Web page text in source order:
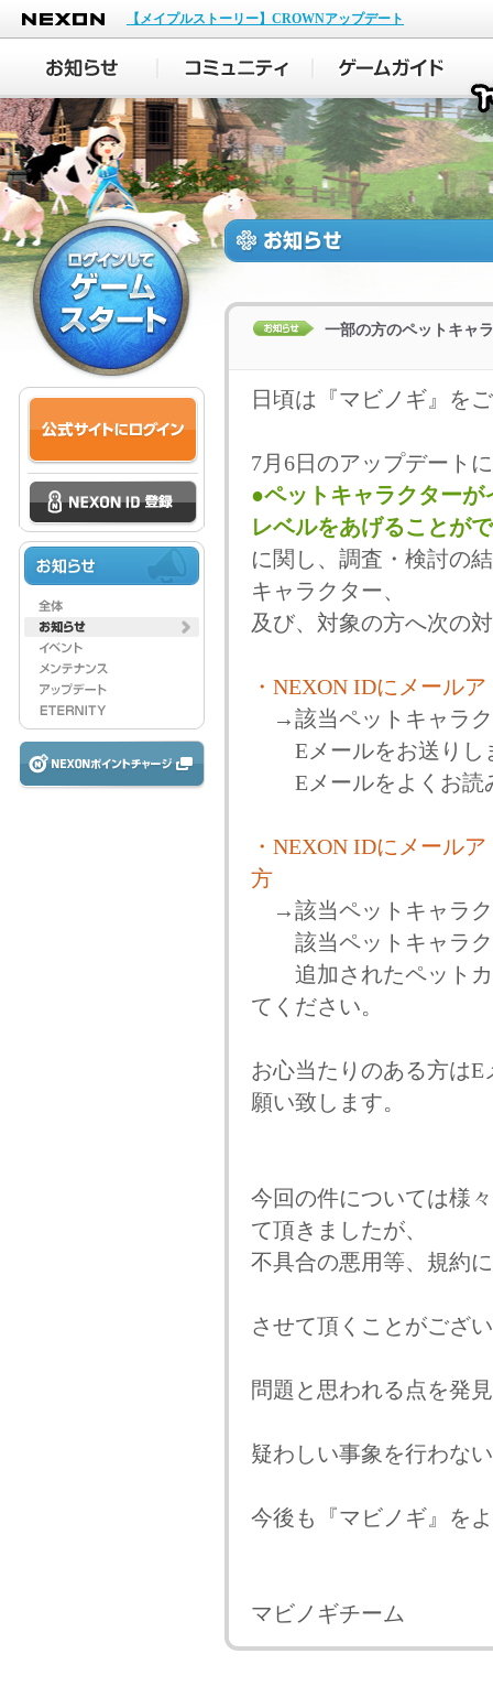
NEXON
【メイプルストーリー】CROWNアップデート
一部の方のペットキャ
日頃は『マビノギ』を
7月6日のアップデート
●ペットキャラクター
レベルをあげることが
に関し、調査・検討の
キャラクター、
及び、対象の方へ次の
・NEXON IDにメール
→該当ペットキャラク
Eメールをお送りし
Eメールをよくお読
・NEXON IDにメール
方
→該当ペットキャラク
該当ペットキャラク
追加されたペットカ
てください。
お心当たりのある方は
願い致します。
今回の件については様
て頂きましたが、
不具合の悪用等、規約
させて頂くことがござ
問題と思われる点を発
疑わしい事象を行わな
今後も『マビノギ』を
マビノギチーム